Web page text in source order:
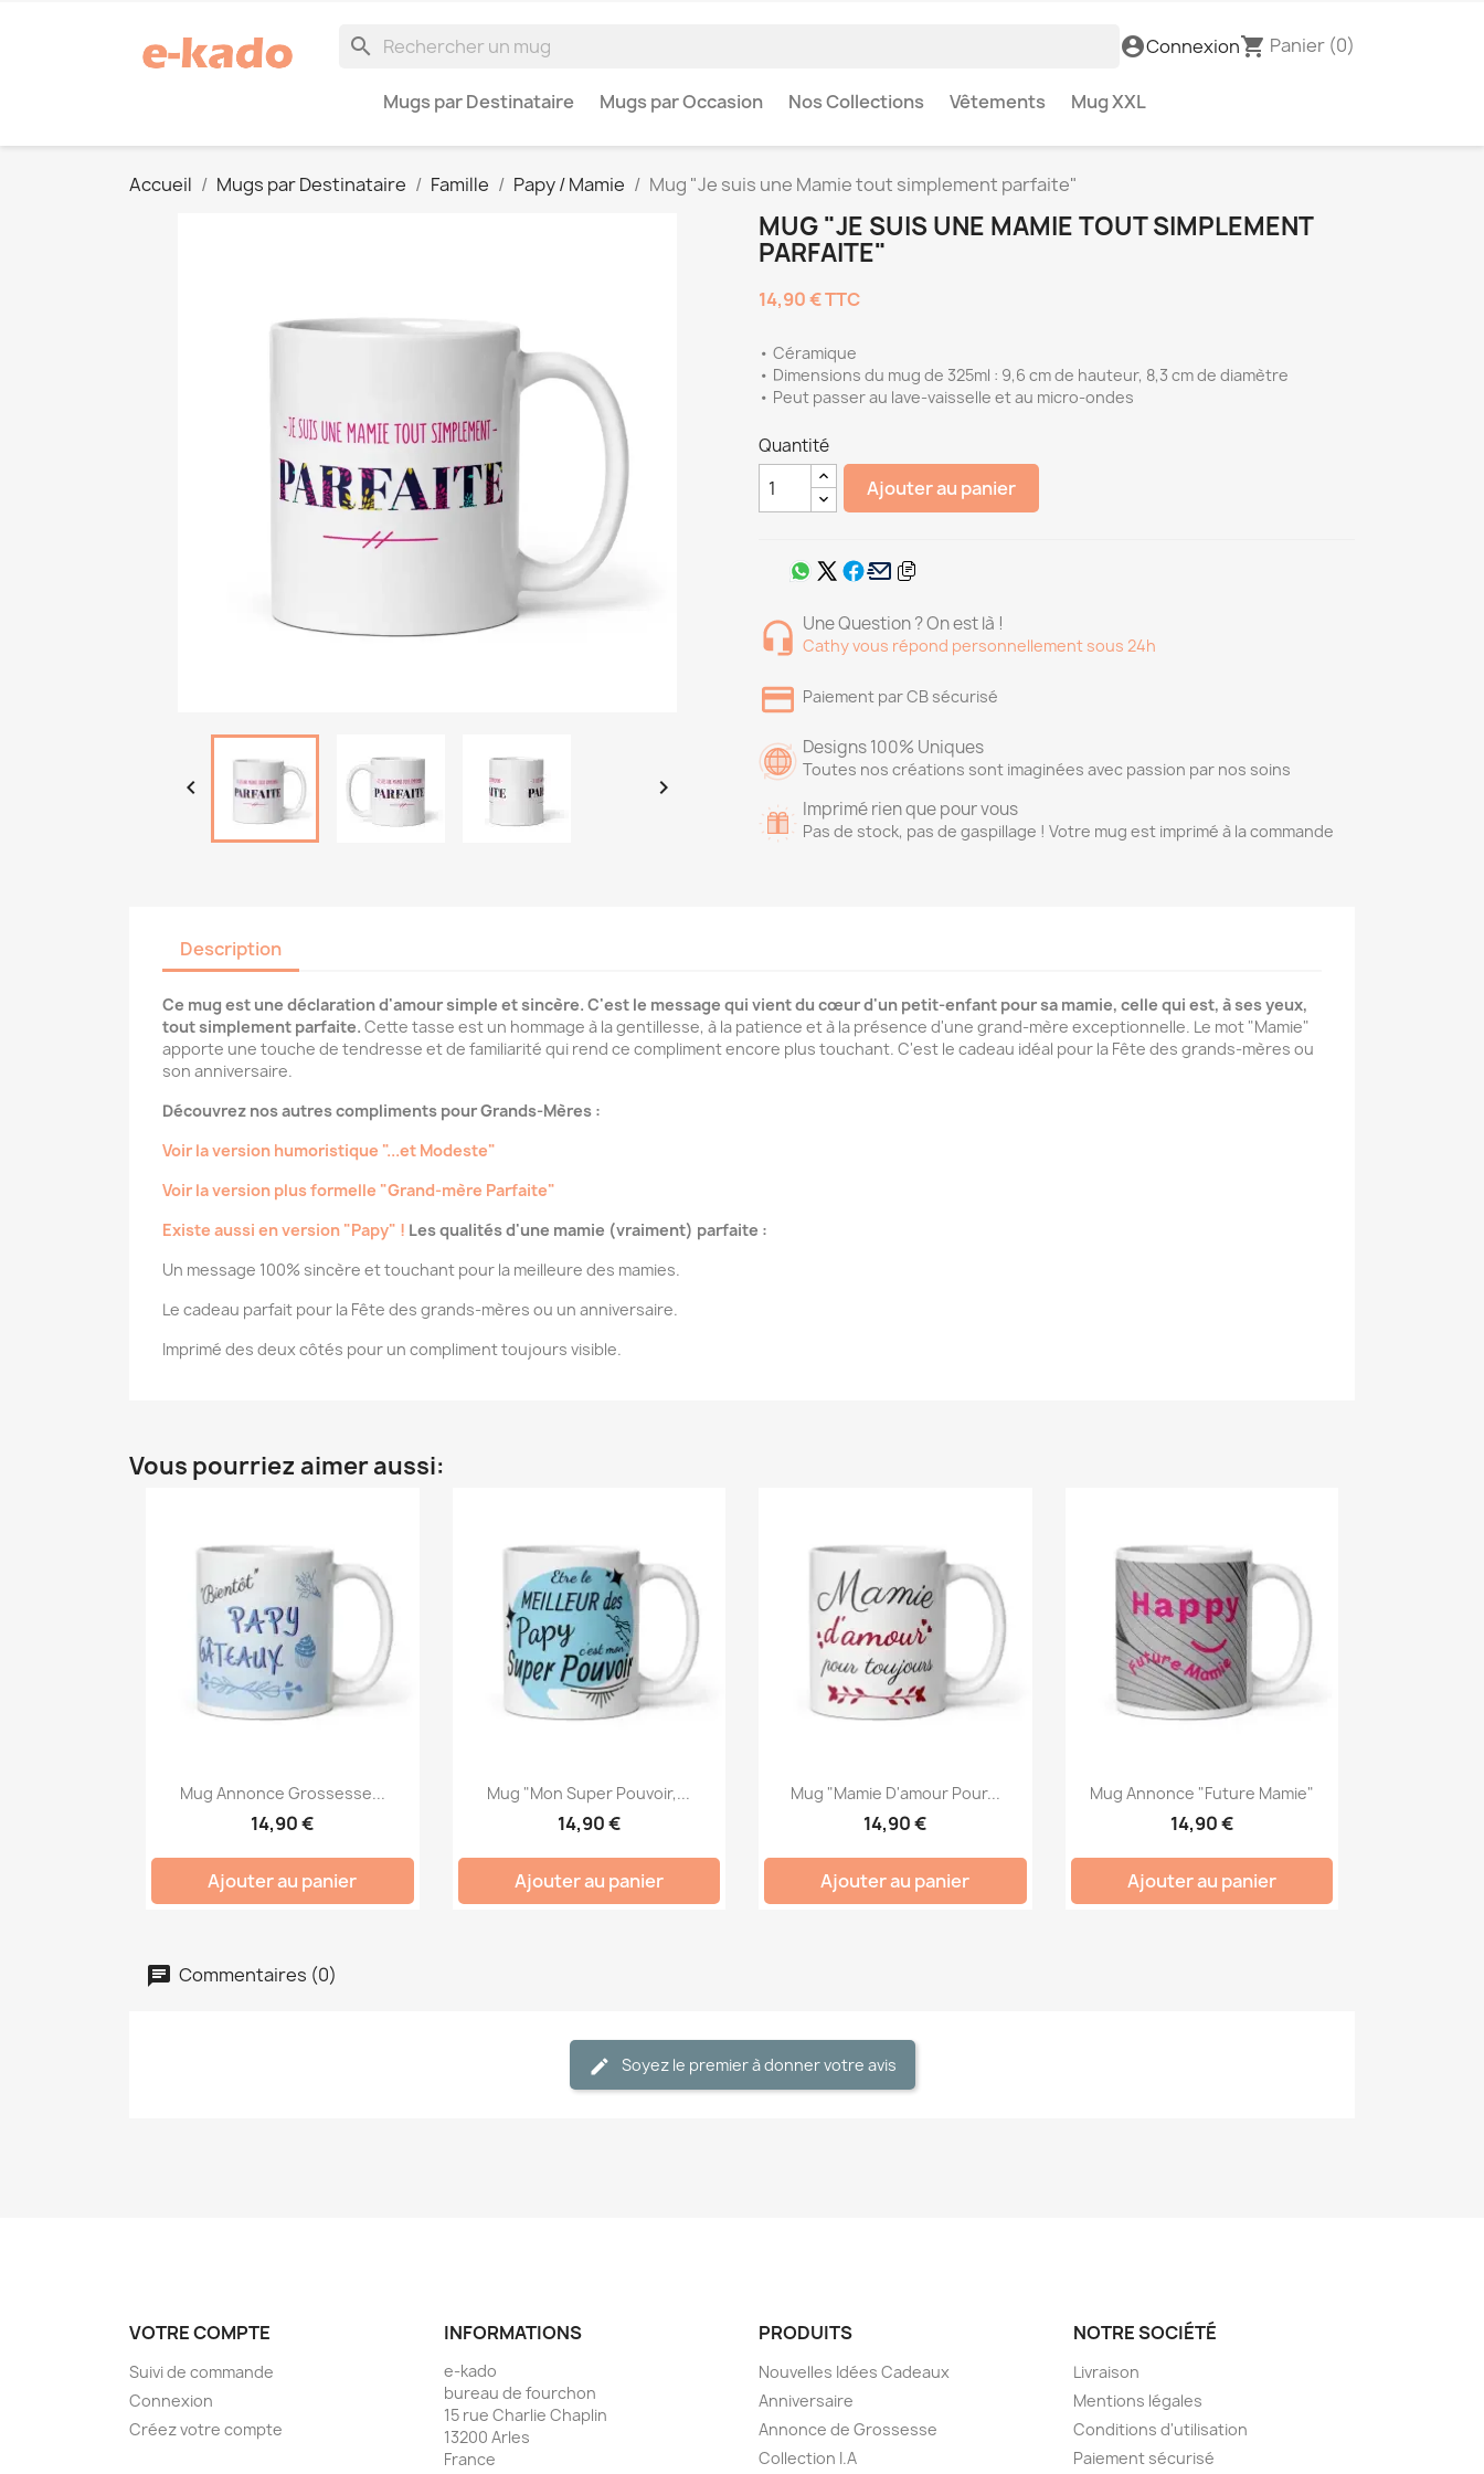
search account_circleConnexionshopping_cart Panier (0)
Mugs par Destinataire Mugs par Occasion Nos Collections Vêtements Mug XXL
Accueil Mugs par Destinataire Famille Papy / Mamie Mug "Je suis une Mamie tout simplement parfaite"
 
MUG "JE SUIS UNE MAMIE TOUT SIMPLEMENT
PARFAITE"
14,90 €TTC
• Céramique
• Dimensions du mug de 325ml : 9,6 cm de hauteur, 8,3 cm de diamètre
• Peut passer au lave-vaisselle et au micro-ondes
Quantité
Ajouter au panier
Une Question ? On est là !
Cathy vous répond personnellement sous 24h
Paiement par CB sécurisé
Designs 100% Uniques
Toutes nos créations sont imaginées avec passion par nos soins
Imprimé rien que pour vous
Pas de stock, pas de gaspillage ! Votre mug est imprimé à la commande
Description
Ce mug est une déclaration d'amour simple et sincère. C'est le message qui vient du cœur d'un petit-enfant pour sa mamie, celle qui est, à ses yeux,
tout simplement parfaite. Cette tasse est un hommage à la gentillesse, à la patience et à la présence d'une grand-mère exceptionnelle. Le mot "Mamie"
apporte une touche de tendresse et de familiarité qui rend ce compliment encore plus touchant. C'est le cadeau idéal pour la Fête des grands-mères ou
son anniversaire.
Découvrez nos autres compliments pour Grands-Mères :
Voir la version humoristique "...et Modeste"
Voir la version plus formelle "Grand-mère Parfaite"
Existe aussi en version "Papy" ! Les qualités d'une mamie (vraiment) parfaite :
Un message 100% sincère et touchant pour la meilleure des mamies.
Le cadeau parfait pour la Fête des grands-mères ou un anniversaire.
Imprimé des deux côtés pour un compliment toujours visible.
Vous pourriez aimer aussi:
Mug Annonce Grossesse...
14,90 €
Ajouter au panier
Mug "Mon Super Pouvoir,...
14,90 €
Ajouter au panier
Mug "Mamie D'amour Pour...
14,90 €
Ajouter au panier
Mug Annonce "Future Mamie"
14,90 €
Ajouter au panier
Commentaires (0)
Soyez le premier à donner votre avis
VOTRE COMPTE
Suivi de commande
Connexion
Créez votre compte
INFORMATIONS
e-kado
bureau de fourchon
15 rue Charlie Chaplin
13200 Arles
France
PRODUITS
Nouvelles Idées Cadeaux
Anniversaire
Annonce de Grossesse
Collection I.A
NOTRE SOCIÉTÉ
Livraison
Mentions légales
Conditions d'utilisation
Paiement sécurisé